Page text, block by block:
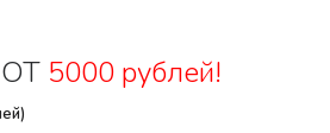
5000 рублей!